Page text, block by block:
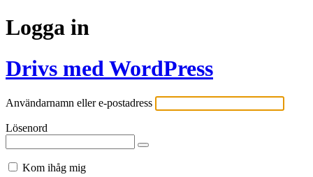
Logga in
Drivs med WordPress
Användarnamn eller e-postadress
Lösenord
Kom ihåg mig